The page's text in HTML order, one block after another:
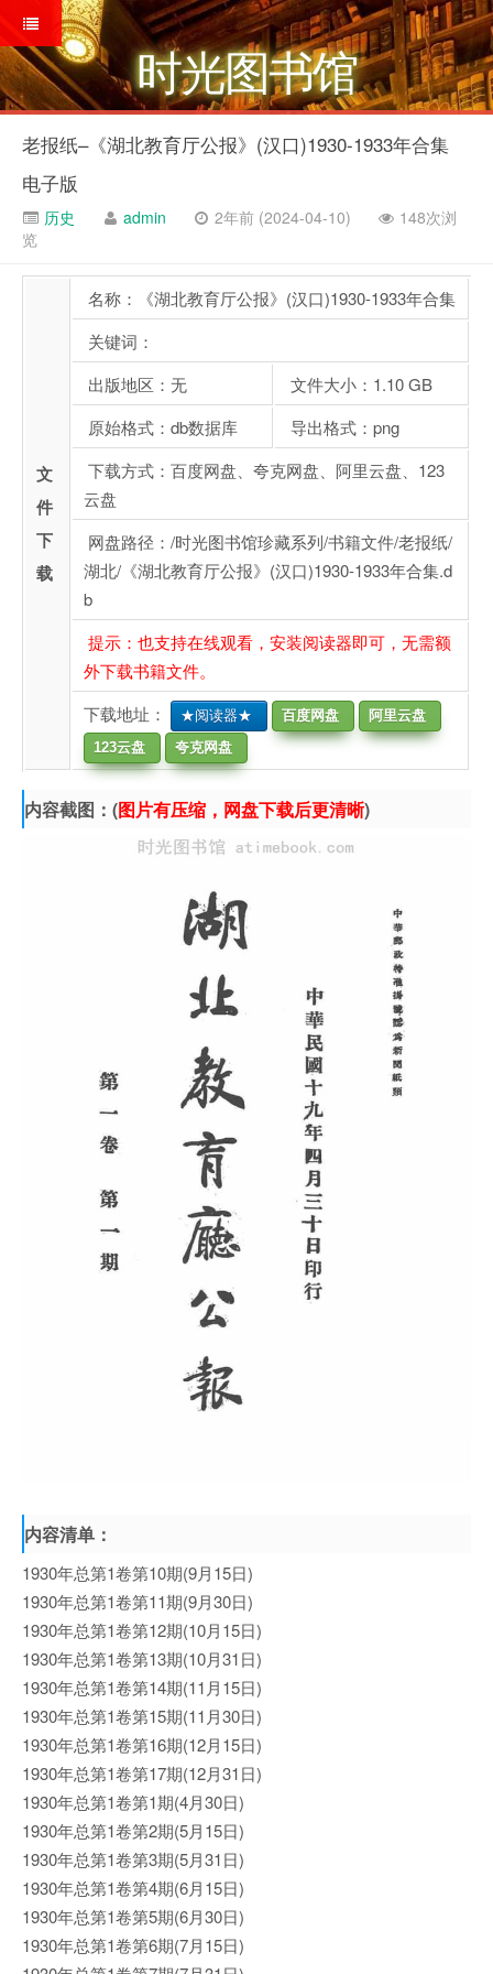
时光图书馆
老报纸–《湖北教育厅公报》(汉口)1930-1933年合集
电子版
历史 admin 2年前 (2024-04-10)
148次浏
览
文
件
下
载
名称：《湖北教育厅公报》(汉口)1930-1933年合集
关键词：
出版地区：无
文件大小：1.10 GB
原始格式：db数据库
导出格式：png
下载方式：百度网盘、夸克网盘、阿里云盘、123
云盘
网盘路径：/时光图书馆珍藏系列/书籍文件/老报纸/
湖北/《湖北教育厅公报》(汉口)1930-1933年合集.d
b
提示：也支持在线观看，安装阅读器即可，无需额
外下载书籍文件。
下载地址：
★阅读器★ 百度网盘
阿里云盘
123云盘
夸克网盘
内容截图：(图片有压缩，网盘下载后更清晰)
内容清单：
1930年总第1卷第10期(9月15日)
1930年总第1卷第11期(9月30日)
1930年总第1卷第12期(10月15日)
1930年总第1卷第13期(10月31日)
1930年总第1卷第14期(11月15日)
1930年总第1卷第15期(11月30日)
1930年总第1卷第16期(12月15日)
1930年总第1卷第17期(12月31日)
1930年总第1卷第1期(4月30日)
1930年总第1卷第2期(5月15日)
1930年总第1卷第3期(5月31日)
1930年总第1卷第4期(6月15日)
1930年总第1卷第5期(6月30日)
1930年总第1卷第6期(7月15日)